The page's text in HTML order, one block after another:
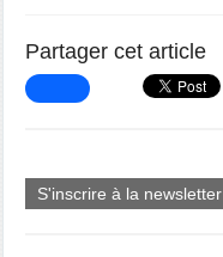
Partager cet article
S'inscrire à la newsletter